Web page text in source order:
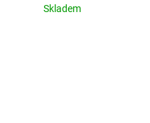
Skladem